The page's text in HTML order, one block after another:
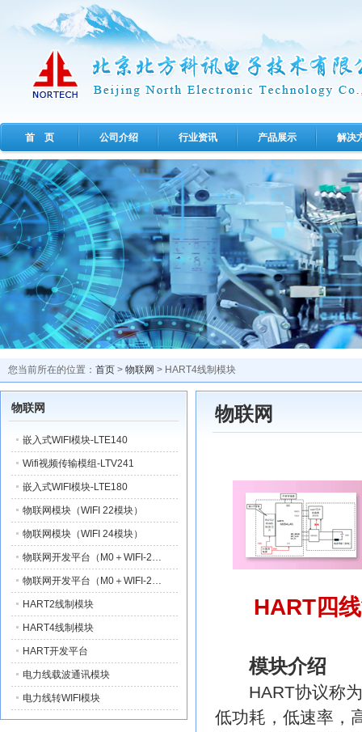
首 页 公司介绍 行业资讯 产品展示 解决
您当前所在的位置： 首页 > 物联网 > HART4线制模块
物联网
嵌入式WIFI模块-LTE140
Wifi视频传输模组-LTV241
嵌入式WIFI模块-LTE180
物联网模块（WIFI 22模块）
物联网模块（WIFI 24模块）
物联网开发平台（M0＋WIFI-2…
物联网开发平台（M0＋WIFI-2…
HART2线制模块
HART4线制模块
HART开发平台
电力线载波通讯模块
电力线转WIFI模块
物联网
HART四
模块介绍
HART协议称为
低功耗，低速率，